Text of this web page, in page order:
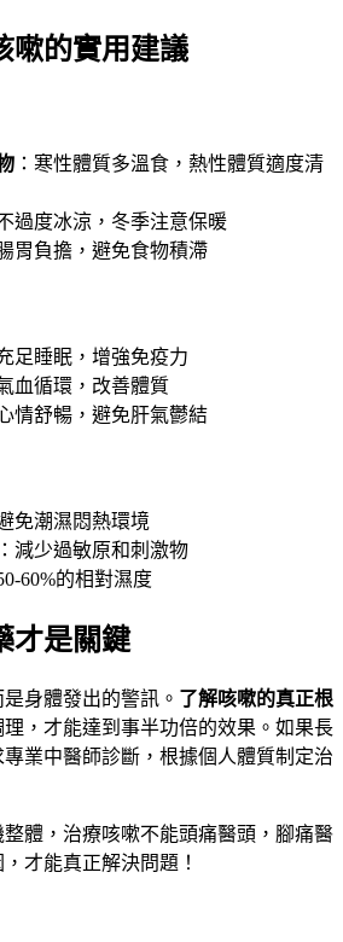
嗽的實用建議
：寒性體質多溫食，熱性體質適度清
過度冰涼，冬季注意保暖
胃負擔，避免食物積滯
足睡眠，增強免疫力
血循環，改善體質
情舒暢，避免肝氣鬱結
免潮濕悶熱環境
：減少過敏原和刺激物
60%的相對濕度
才是關鍵
身體發出的警訊。 了解咳嗽的真正根
理，才能達到事半功倍的效果。如果長
業中醫師診斷，根據個人體質制定治
整體，治療咳嗽不能頭痛醫頭，腳痛醫
才能真正解決問題！